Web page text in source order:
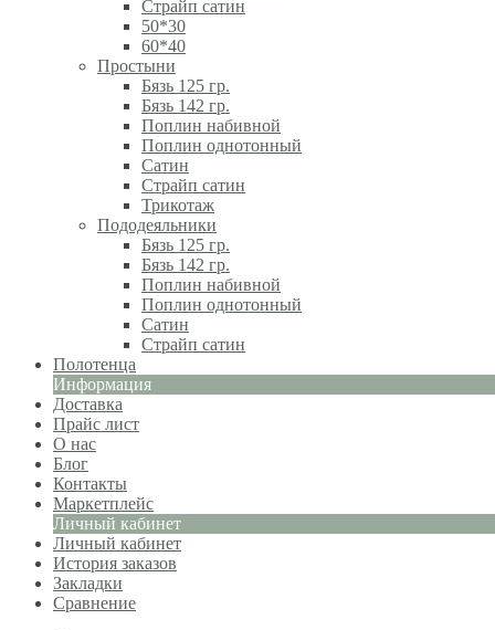
Страйп сатин
50*30
60*40
Простыни
Бязь 125 гр.
Бязь 142 гр.
Поплин набивной
Поплин однотонный
Сатин
Страйп сатин
Трикотаж
Пододеяльники
Бязь 125 гр.
Бязь 142 гр.
Поплин набивной
Поплин однотонный
Сатин
Страйп сатин
Полотенца
Информация
Доставка
Прайс лист
О нас
Блог
Контакты
Маркетплейс
Личный кабинет
Личный кабинет
История заказов
Закладки
Сравнение